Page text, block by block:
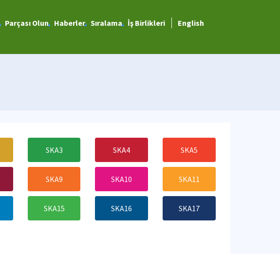
Parçası Olun Haberler Sıralama İş Birlikleri English
SKA3 SKA4 SKA5
SKA9 SKA10 SKA11
SKA15 SKA16 SKA17